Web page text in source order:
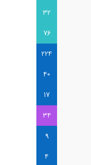
32
76
224
40
17
34
9
4